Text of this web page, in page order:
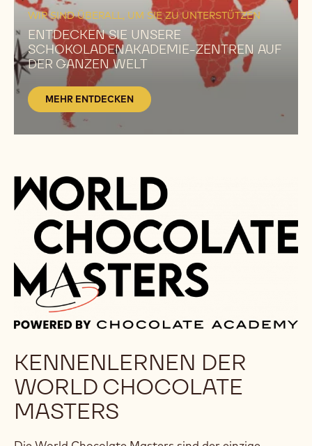
WIR SIND ÜBERALL, UM SIE ZU UNTERSTÜTZEN
ENTDECKEN SIE UNSERE
SCHOKOLADENAKADEMIE-ZENTREN AUF
DER GANZEN WELT
MEHR ENTDECKEN
ENTDECKEN
MEHR
ENTDECKEN